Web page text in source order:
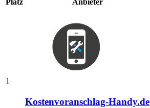
1
Kostenvoranschlag-Handy.de